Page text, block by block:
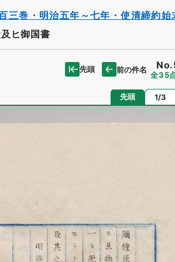
三巻・明治五年～七年・使清締約始
ヒ御国書
先頭 前の件名
全35
先頭 ページ